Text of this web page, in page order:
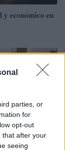
parties, or
for
opt-out
that after your
seeing
y económico en